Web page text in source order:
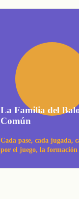
La Familia del
Común
Cada pase, cada jugada,
por el juego, la formación